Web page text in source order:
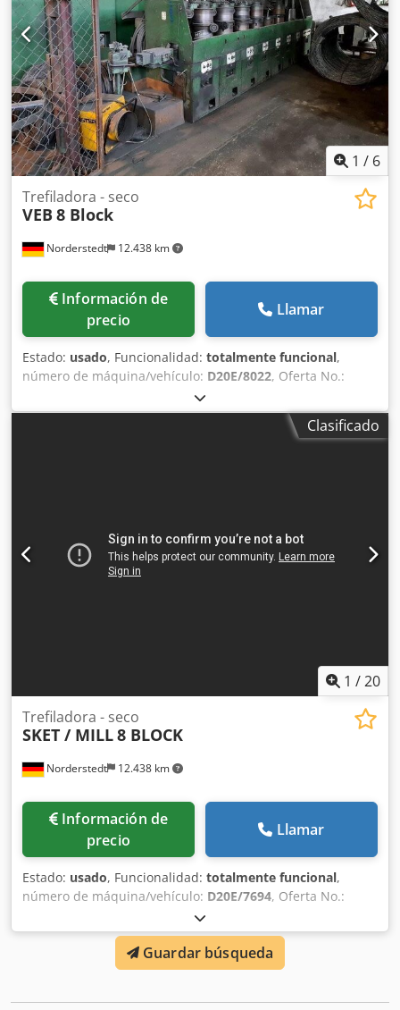
1 / 6
Norderstedt 12.438 km
Trefiladora - seco
VEB 8 Block
Información de
precio
Llamar
Estado: usado, Funcionalidad: totalmente funcional,
número de máquina/vehículo: D20E/8022, Oferta No.:
D20E/8022 Tipo de maquina: trefiladora - seco Info:
trefilado rectilíneo Marca: VEB Tipo: 8 Block Ano: diámetro
de entrada: 2,5 mm diámetro acabado: 0,8 mm numero de
Clasificado
1 /20
Norderstedt 12.438 km
Trefiladora - seco
SKET / MILL8 BLOCK
Información de
precio
Llamar
Estado: usado, Funcionalidad: totalmente funcional,
número de máquina/vehículo: D20E/7694, Oferta No.:
D20E/7694 Dodswi S Ixjpfx Acajkr Tipo de maquina:
trefiladora - seco Marca: SKET / MILL Tipo: 8 BLOCK Ano:
diámetro de entrada: 6,5 mm diámetro acabado: 1,6 mm
numero de bobinas: 8 diámetro de bobinas: 550 mm and
Guardar búsqueda